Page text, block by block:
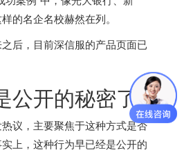
的名企名校赫然在列。
后，目前深信服的产品页面已
公开的秘密了
议，主要聚焦于这种方式是否
上，这种行为早已经是公开的